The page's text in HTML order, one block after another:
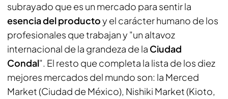
subrayado que es un mercado para sentir la
esencia del productoy el carácter humano de los
profesionales que trabajan y "un altavoz
internacional de la grandeza de la Ciudad
Condal". El resto que completa la lista de los diez
mejores mercados del mundo son: la Merced
Market (Ciudad de México), Nishiki Market (Kioto,